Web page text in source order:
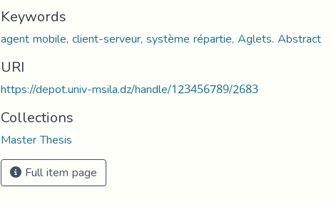
Keywords
agent mobile, client-serveur, système répartie, Aglets. Abstract
URI
https://depot.univ-msila.dz/handle/123456789/2683
Collections
Master Thesis
Full item page